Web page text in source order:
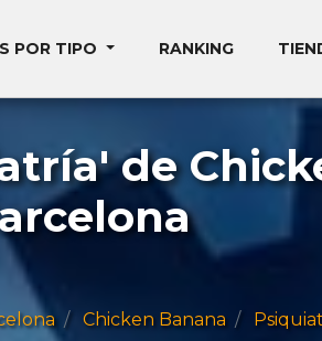
POR TIPO RANKING
de
Chicken Banana